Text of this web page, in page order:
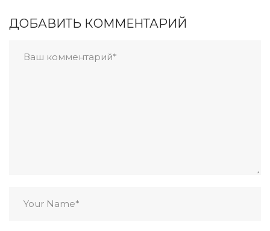
ДОБАВИТЬ КОММЕНТАРИЙ